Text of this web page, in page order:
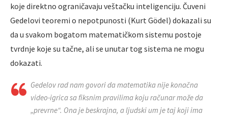
koje direktno ograničavaju veštačku inteligenciju. Čuveni
Gedelovi teoremi o nepotpunosti (Kurt Gödel) dokazali su
da u svakom bogatom matematičkom sistemu postoje
tvrdnje koje su tačne, ali se unutar tog sistema ne mogu
dokazati.
Gedelov rad nam govori da matematika nije konačna
video-igrica sa fiksnim pravilima koju računar može da
„prevrne“. Ona je beskrajna, a ljudski um je taj koji ima